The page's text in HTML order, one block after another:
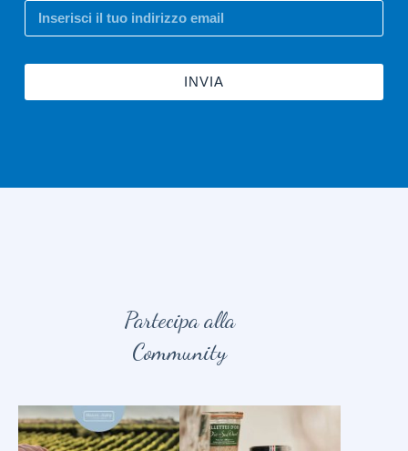
INVIA
Partecipa alla
Community